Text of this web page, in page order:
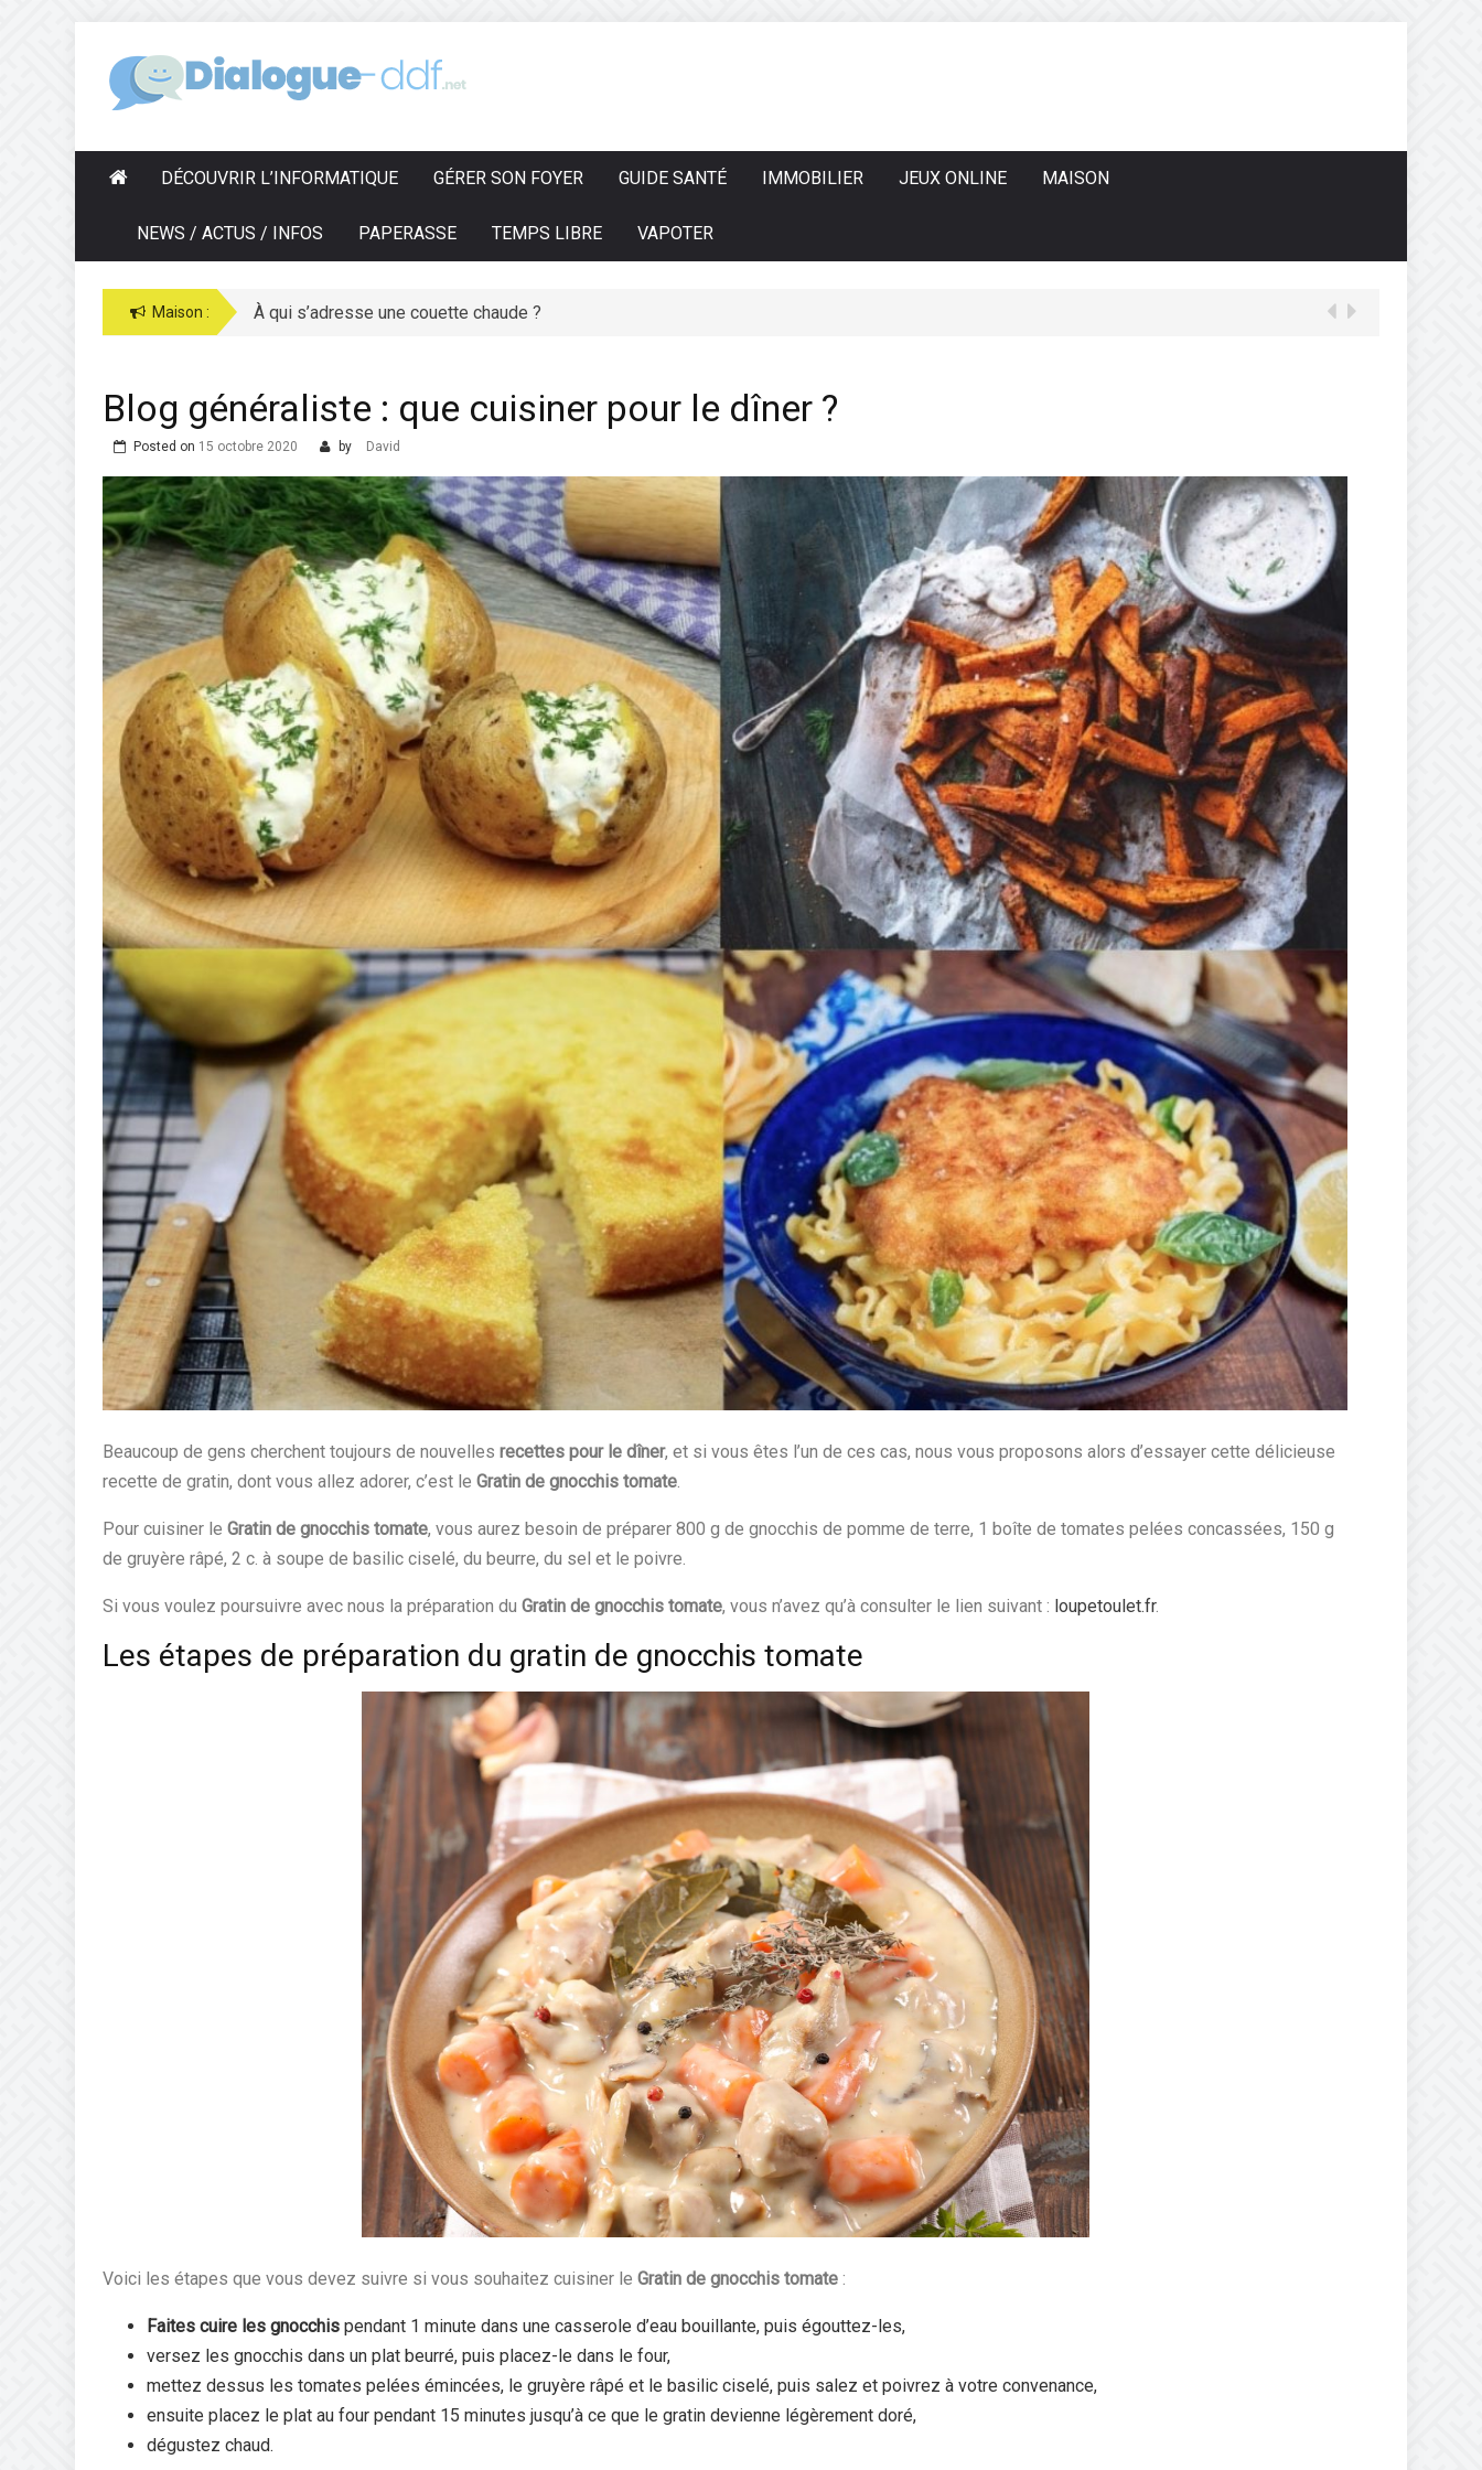
content
DIALOGUE-DDF.NET
DÉCOUVRIR L’INFORMATIQUE GÉRER SON FOYER GUIDE SANTÉ IMMOBILIER JEUX ONLINE MAISON
NEWS / ACTUS / INFOS PAPERASSE TEMPS LIBRE VAPOTER
Maison : À qui s’adresse une couette chaude ?
Bijoux argent : comment bien les conserver ?
Blog généraliste : que cuisiner pour le dîner ?
Posted on 15 octobre 2020 by David
Beaucoup de gens cherchent toujours de nouvelles recettes pour le dîner, et si vous êtes l’un de ces cas, nous vous proposons alors d’essayer cette délicieuse
recette de gratin, dont vous allez adorer, c’est le Gratin de gnocchis tomate.
Pour cuisiner le Gratin de gnocchis tomate, vous aurez besoin de préparer 800 g de gnocchis de pomme de terre, 1 boîte de tomates pelées concassées, 150 g
de gruyère râpé, 2 c. à soupe de basilic ciselé, du beurre, du sel et le poivre.
Si vous voulez poursuivre avec nous la préparation du Gratin de gnocchis tomate, vous n’avez qu’à consulter le lien suivant : loupetoulet.fr.
Les étapes de préparation du gratin de gnocchis tomate
Voici les étapes que vous devez suivre si vous souhaitez cuisiner le Gratin de gnocchis tomate :
Faites cuire les gnocchis pendant 1 minute dans une casserole d’eau bouillante, puis égouttez-les,
versez les gnocchis dans un plat beurré, puis placez-le dans le four,
mettez dessus les tomates pelées émincées, le gruyère râpé et le basilic ciselé, puis salez et poivrez à votre convenance,
ensuite placez le plat au four pendant 15 minutes jusqu’à ce que le gratin devienne légèrement doré,
dégustez chaud.